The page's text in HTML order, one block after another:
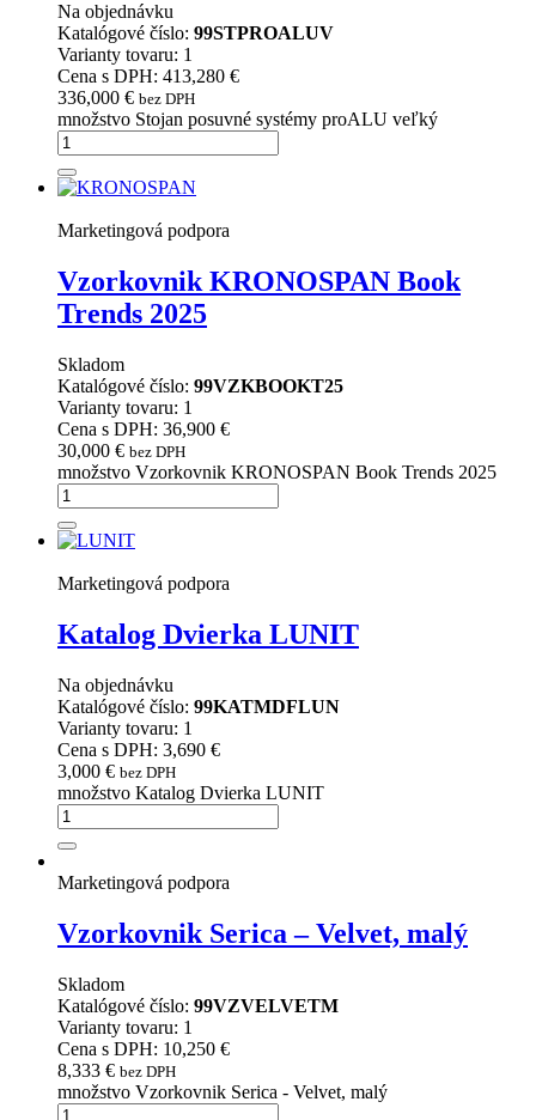
Na objednávku
Katalógové číslo: 99STPROALUV
Varianty tovaru: 1
Cena s DPH: 413,280 €
336,000 € bez DPH
množstvo Stojan posuvné systémy proALU veľký
Marketingová podpora
Vzorkovnik KRONOSPAN Book
Trends 2025
Skladom
Katalógové číslo: 99VZKBOOKT25
Varianty tovaru: 1
Cena s DPH: 36,900 €
30,000 € bez DPH
množstvo Vzorkovnik KRONOSPAN Book Trends 2025
Marketingová podpora
Katalog Dvierka LUNIT
Na objednávku
Katalógové číslo: 99KATMDFLUN
Varianty tovaru: 1
Cena s DPH: 3,690 €
3,000 € bez DPH
množstvo Katalog Dvierka LUNIT
Marketingová podpora
Vzorkovnik Serica – Velvet, malý
Skladom
Katalógové číslo: 99VZVELVETM
Varianty tovaru: 1
Cena s DPH: 10,250 €
8,333 € bez DPH
množstvo Vzorkovnik Serica - Velvet, malý